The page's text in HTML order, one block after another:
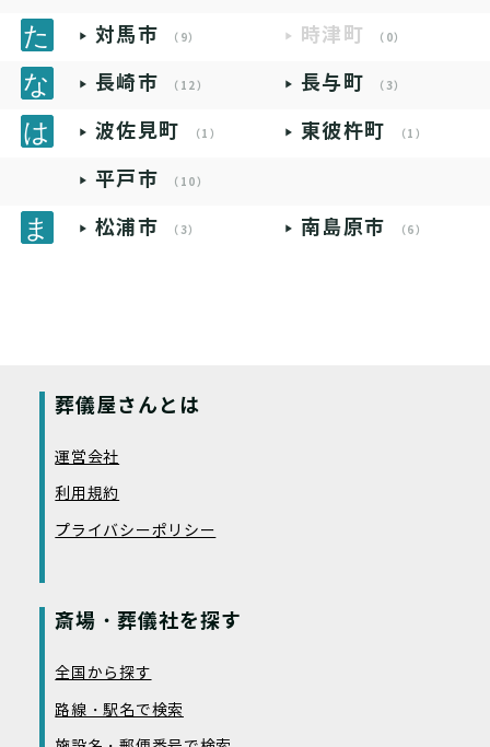
対馬市 （9） 時津町 （0）
長崎市 （12） 長与町 （3）
波佐見町 （1） 東彼杵町 （1）
平戸市 （10）
松浦市 （3） 南島原市 （6）
葬儀屋さんとは
運営会社
利用規約
プライバシーポリシー
斎場・葬儀社を探す
全国から探す
路線・駅名で検索